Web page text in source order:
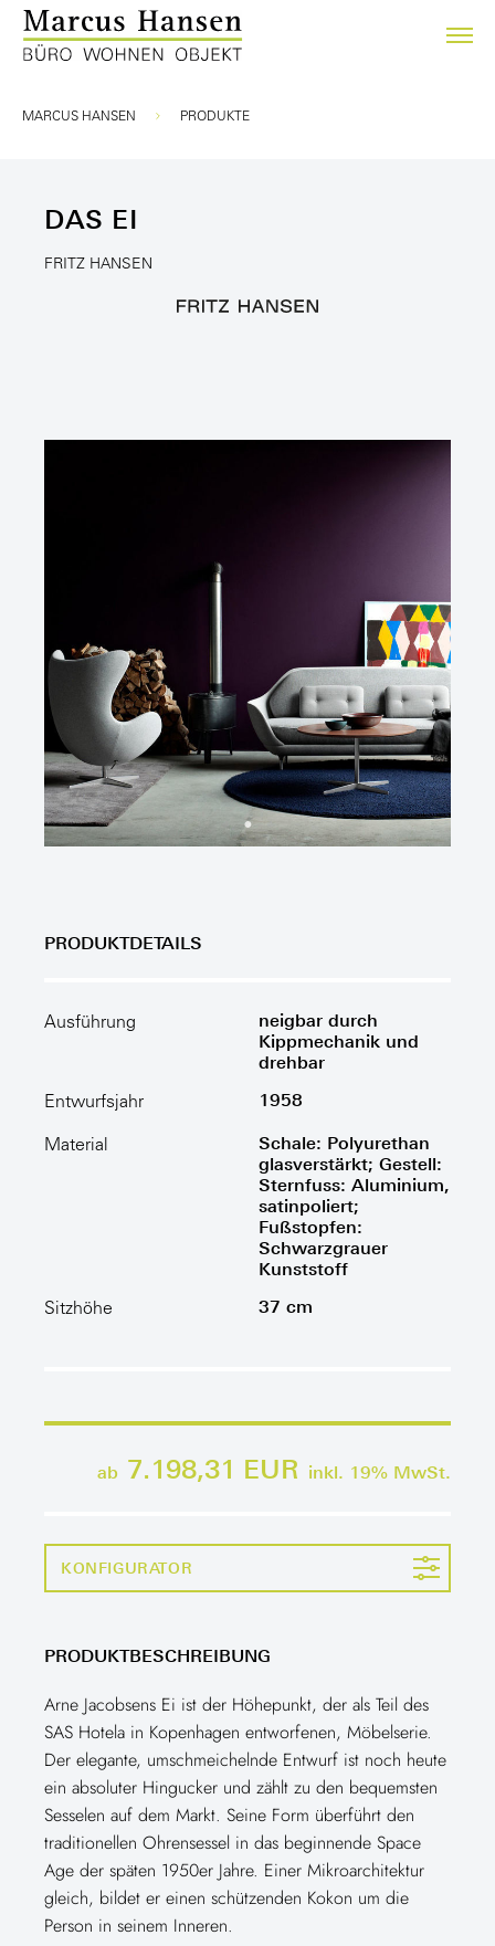
Sie sind hier:
MARCUS HANSEN PRODUKTE
DAS EI
FRITZ HANSEN
PRODUKTDETAILS
Ausführung
neigbar durch
Kippmechanik und
drehbar
Entwurfsjahr 1958
Material
Schale: Polyurethan
glasverstärkt; Gestell:
Sternfuss: Aluminium,
satinpoliert;
Fußstopfen:
Schwarzgrauer
Kunststoff
Sitzhöhe 37 cm
ab 7.198,31 EUR inkl. 19% MwSt.
KONFIGURATOR
PRODUKTBESCHREIBUNG
Arne Jacobsens Ei ist der Höhepunkt, der als Teil des
SAS Hotela in Kopenhagen entworfenen, Möbelserie.
Der elegante, umschmeichelnde Entwurf ist noch heute
ein absoluter Hingucker und zählt zu den bequemsten
Sesselen auf dem Markt. Seine Form überführt den
traditionellen Ohrensessel in das beginnende Space
Age der späten 1950er Jahre. Einer Mikroarchitektur
gleich, bildet er einen schützenden Kokon um die
Person in seinem Inneren.